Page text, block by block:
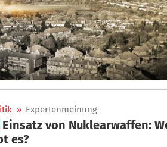
» Expertenmeinung
es?